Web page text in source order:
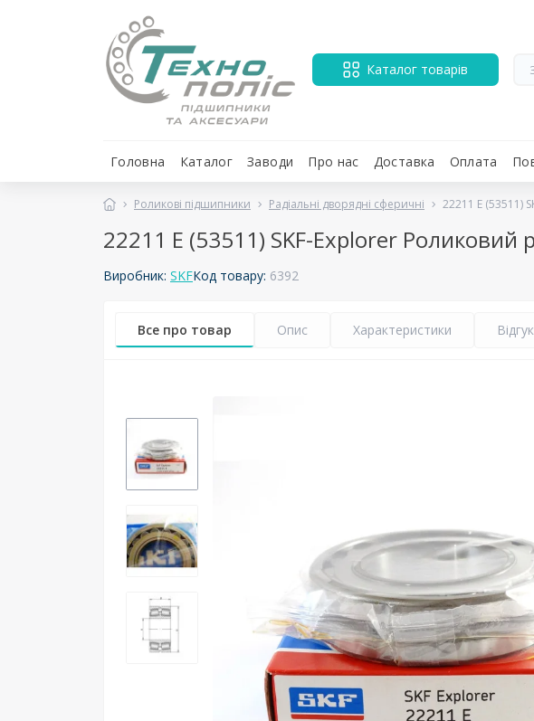
Каталог товарів
Головна Каталог Заводи Про нас Доставка Оплата
Роликові підшипники Радіальні дворядні сферичні 22211 E (53511)
22211 E (53511) SKF-Explorer
Виробник: SKFКод товару: 6392
Все про товар Опис Характеристики